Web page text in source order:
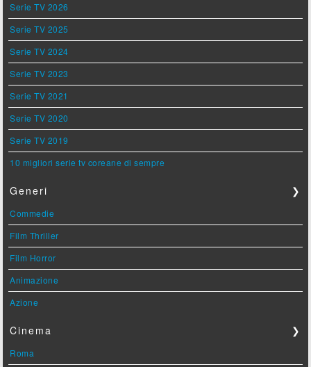
Serie TV 2026
Serie TV 2025
Serie TV 2024
Serie TV 2023
Serie TV 2021
Serie TV 2020
Serie TV 2019
10 migliori serie tv coreane di sempre
Generi ❯
Commedie
Film Thriller
Film Horror
Animazione
Azione
Cinema ❯
Roma